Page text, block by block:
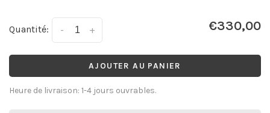
Quantité: +
- €330,00
AJOUTER AU PANIER
Heure de livraison: 1-4 jours ouvrables.